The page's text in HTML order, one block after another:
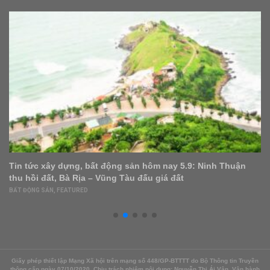
Tin tức xây dựng, bất động sản hôm nay 5.9: Ninh Thuận
thu hồi đất, Bà Rịa – Vũng Tàu đấu giá đất
BẤT ĐỘNG SẢN FEATURED
Giấy phép thiết lập Mạng Xã hội trên mạng số 448/GP-BTTTT do Bộ Thông tin Truyền